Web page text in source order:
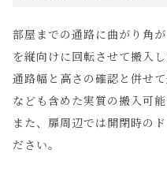
部屋までの通路に曲がり角
を縦向けに回転させて搬入し
通路幅と高さの確認と併せ
なども含めた実質の搬入可
また、扉周辺では開閉時の
ださい。